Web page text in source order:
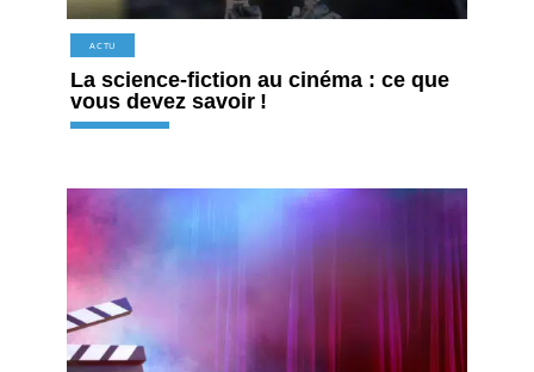
ACTU
La science-fiction au cinéma : ce que
vous devez savoir !